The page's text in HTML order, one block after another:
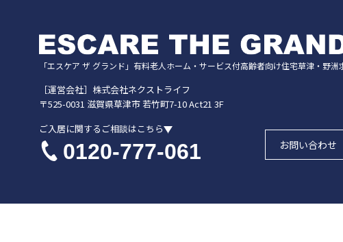
「エスケア ザ グランド」 有料老人ホーム・サービス付高齢者向け住宅草津・野洲
［運営会社］株式会社ネクストライフ
〒525-0031 滋賀県草津市若竹町7-10 Act21 3F
ご入居に関するご相談はこちら
0120-777-061 お問い合わせ